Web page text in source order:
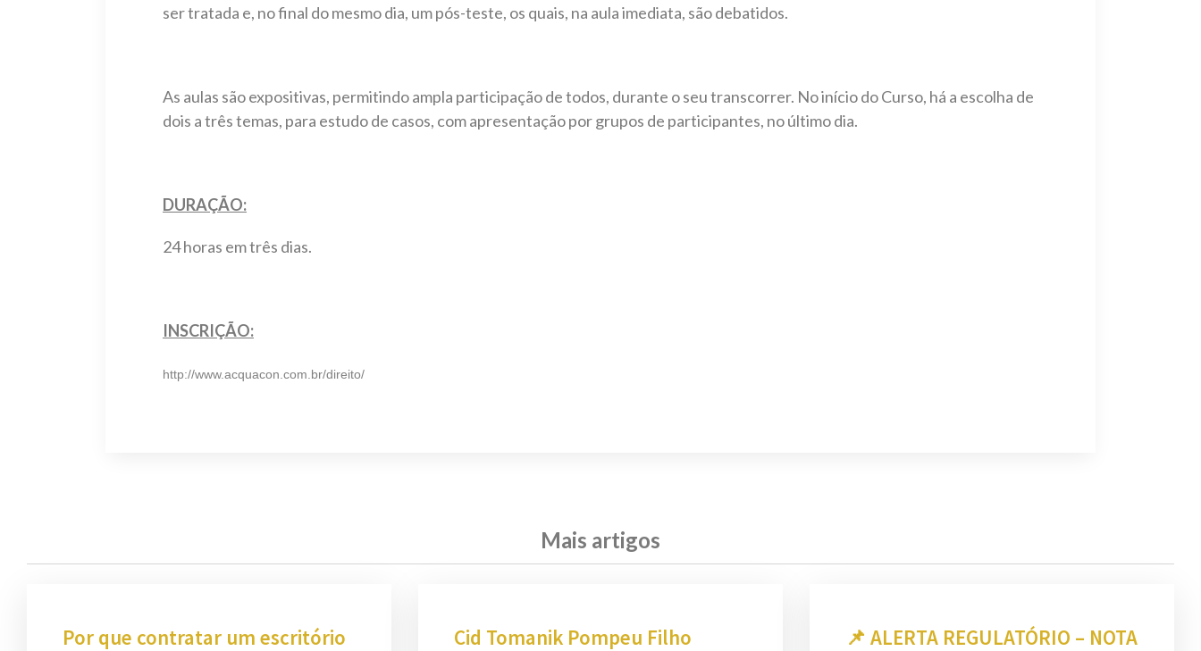
ser tratada e, no final do mesmo dia, um pós-teste, os quais, na aula imediata, são debatidos.
As aulas são expositivas, permitindo ampla participação de todos, durante o seu transcorrer. No início do Curso, há a escolha de
dois a três temas, para estudo de casos, com apresentação por grupos de participantes, no último dia.
DURAÇÃO:
24 horas em três dias.
INSCRIÇÃO:
http://www.acquacon.com.br/direito/
Mais artigos
Por que contratar um escritório
Cid Tomanik Pompeu Filho
📌 ALERTA REGULATÓRIO – NOTA